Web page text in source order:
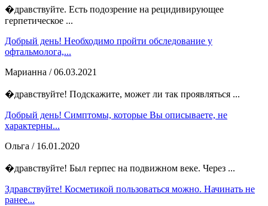
�дравствуйте. Есть подозрение на рецидивирующее
герпетическое ...
Добрый день! Необходимо пройти обследование у
офтальмолога,...
Марианна / 06.03.2021
�дравствуйте! Подскажите, может ли так проявляться ...
Добрый день! Симптомы, которые Вы описываете, не
характерны...
Ольга / 16.01.2020
�дравствуйте! Был герпес на подвижном веке. Через ...
Здравствуйте! Косметикой пользоваться можно. Начинать не
ранее...